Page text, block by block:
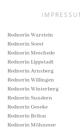
Rednerin Warstein
Rednerin Soest
Rednerin Meschede
Rednerin Lippstadt
Rednerin Arnsberg
Rednerin Willingen
Rednerin Winterberg
Rednerin Sundern
Rednerin Geseke
Rednerin Brilon
Rednerin Möhnesee